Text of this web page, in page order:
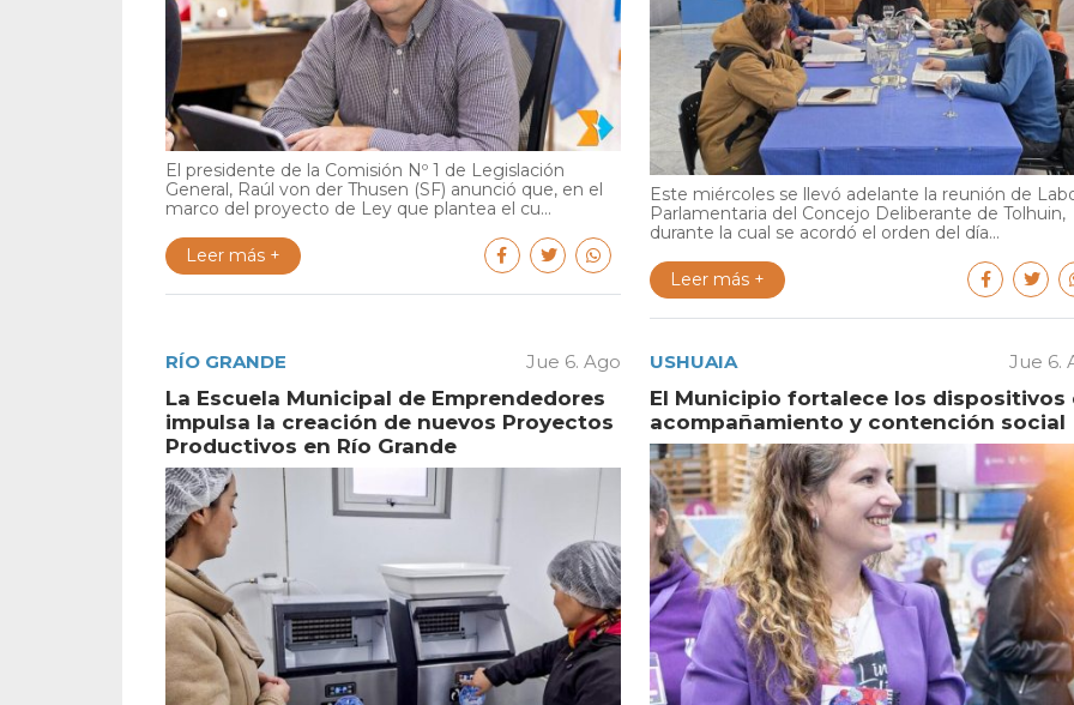
El presidente de la Comisión Nº 1 de Legislación
General, Raúl von der Thusen (SF) anunció que, en el
marco del proyecto de Ley que plantea el cu...
Leer más +
Este miércoles se llevó adelante la reunión de
Parlamentaria del Concejo Deliberante de Tolhuin,
durante la cual se acordó el orden del día...
Leer más +
RÍO GRANDE Jue 6. Ago
La Escuela Municipal de Emprendedores
impulsa la creación de nuevos Proyectos
Productivos en Río Grande
USHUAIA Jue 6.
El Municipio fortalece los dispositivos
acompañamiento y contención social